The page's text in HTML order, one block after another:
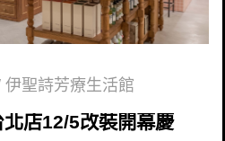
伊聖詩芳療生活館
店12/5改裝開幕慶